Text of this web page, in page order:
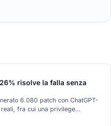
risolve la falla senza
6.080 patch con ChatGPT-
fra cui una privilege
in ActiveMQ. Il 26,0% risolve la